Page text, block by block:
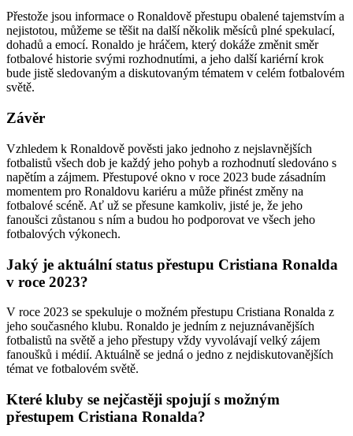
Přestože jsou informace o Ronaldově přestupu obalené tajemstvím a
nejistotou, můžeme se těšit na další několik měsíců plné spekulací,
dohadů a emocí. Ronaldo je hráčem, který dokáže změnit směr
fotbalové historie svými rozhodnutími, a jeho další kariérní krok
bude jistě sledovaným a diskutovaným tématem v celém fotbalovém
světě.
Závěr
Vzhledem k Ronaldově pověsti jako jednoho z nejslavnějších
fotbalistů všech dob je každý jeho pohyb a rozhodnutí sledováno s
napětím a zájmem. Přestupové okno v roce 2023 bude zásadním
momentem pro Ronaldovu kariéru a může přinést změny na
fotbalové scéně. Ať už se přesune kamkoliv, jisté je, že jeho
fanoušci zůstanou s ním a budou ho podporovat ve všech jeho
fotbalových výkonech.
Jaký je aktuální status přestupu Cristiana Ronalda
v roce 2023?
V roce 2023 se spekuluje o možném přestupu Cristiana Ronalda z
jeho současného klubu. Ronaldo je jedním z nejuznávanějších
fotbalistů na světě a jeho přestupy vždy vyvolávají velký zájem
fanoušků i médií. Aktuálně se jedná o jedno z nejdiskutovanějších
témat ve fotbalovém světě.
Které kluby se nejčastěji spojují s možným
přestupem Cristiana Ronalda?